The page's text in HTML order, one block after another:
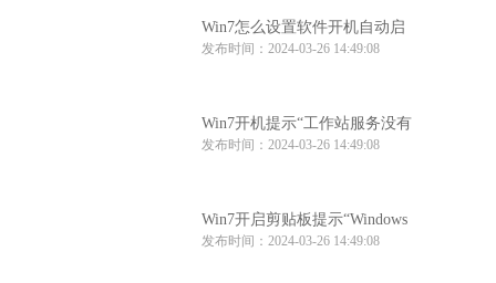
Win7怎么设置软件开机自动启
动？Win7软件开机自动启动设
发布时间：2024-03-26 14:49:08
Win7开机提示“工作站服务没有
启动”怎么办？
发布时间：2024-03-26 14:49:08
Win7开启剪贴板提示“Windows
找不到clipbrd.exe文件”怎么办
发布时间：2024-03-26 14:49:08